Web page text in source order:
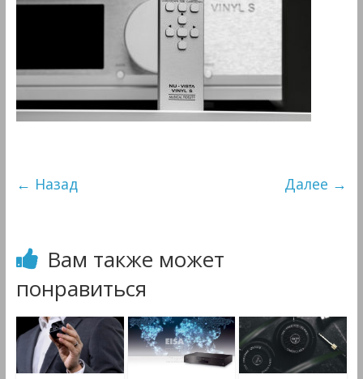
&
← Назад Далее →
Вам также может
понравиться